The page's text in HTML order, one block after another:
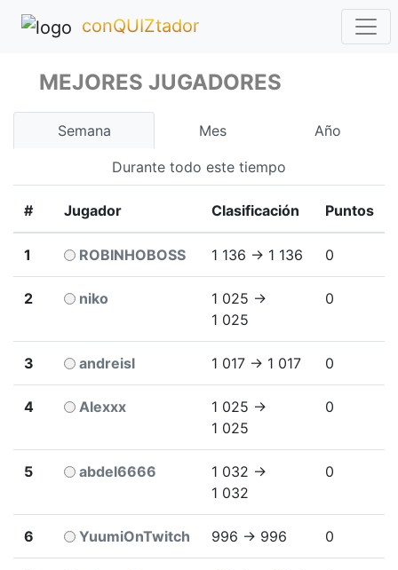
conQUIZtador
MEJORES JUGADORES
Semana Mes Año
Durante todo este tiempo
# Jugador Clasificación Puntos
1 ROBINHOBOSS 1 136 → 1 136 0
2 niko
1 025 →
1 025
0
3 andreisl 1 017 → 1 017 0
4 Alexxx
1 025 →
1 025
0
5 abdel6666
1 032 →
1 032
0
6 YuumiOnTwitch 996 → 996 0